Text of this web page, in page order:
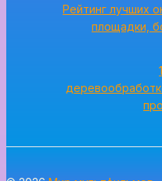
Рейтинг лучших
площадки,